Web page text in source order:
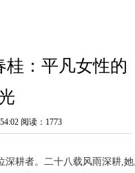
桂：平凡女性的
阅读：1773
深耕者。二十八载风雨深耕,